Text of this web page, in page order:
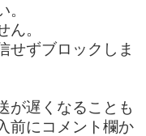
。
せずブロックしま
が遅くなることも
前にコメント欄か